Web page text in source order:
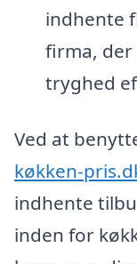
indhente
firma, der
tryghed
Ved at
køkken-
indhente
inden for